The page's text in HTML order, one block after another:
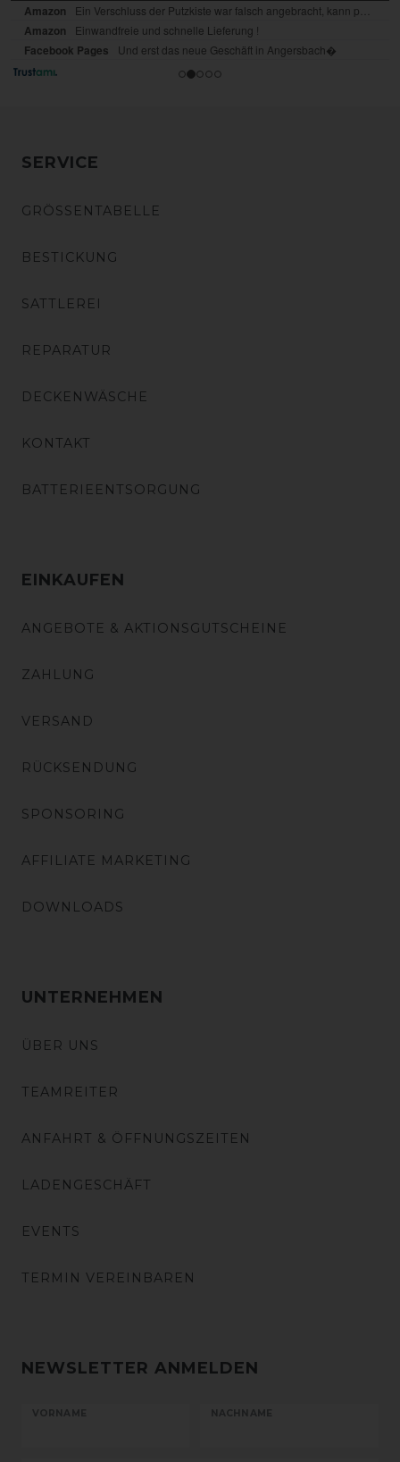
SERVICE
GRÖSSENTABELLE
BESTICKUNG
SATTLEREI
REPARATUR
DECKENWÄSCHE
KONTAKT
BATTERIEENTSORGUNG
EINKAUFEN
ANGEBOTE & AKTIONSGUTSCHEINE
ZAHLUNG
VERSAND
RÜCKSENDUNG
SPONSORING
AFFILIATE MARKETING
DOWNLOADS
UNTERNEHMEN
ÜBER UNS
TEAMREITER
ANFAHRT & ÖFFNUNGSZEITEN
LADENGESCHÄFT
EVENTS
TERMIN VEREINBAREN
NEWSLETTER ANMELDEN
VORNAME NACHNAME